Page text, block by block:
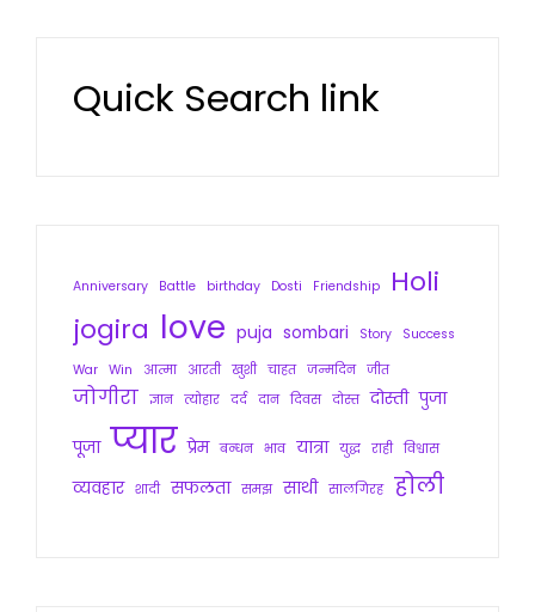
Quick Search link
Anniversary Battle birthday Dosti Friendship
Holi
jogira love puja sombari Story
Success
War Win आत्मा आरती खुशी चाहत जन्मदिन जीत
जोगीरा ज्ञान त्योहार दर्द दान दिवस दोस्त दोस्ती पुजा
पूजा प्यार प्रेम बन्धन भाव यात्रा युद्ध राही विश्वास
व्यवहार शादी सफलता समझ साथी सालगिरह होली